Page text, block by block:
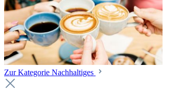
Zur Kategorie Nachhaltiges